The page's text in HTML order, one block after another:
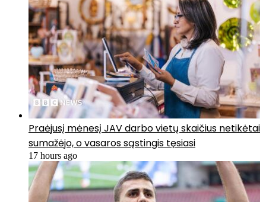
Praėjusį mėnesį JAV darbo vietų skaičius netikėtai
sumažėjo, o vasaros sąstingis tęsiasi
17 hours ago